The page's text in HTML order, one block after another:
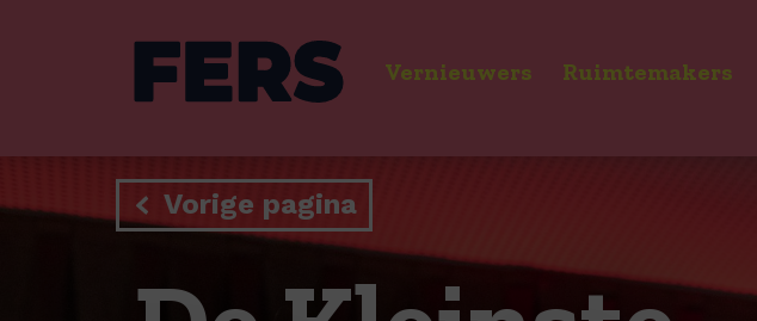
Vernieuwers Ruimtemakers
Vorige pagina